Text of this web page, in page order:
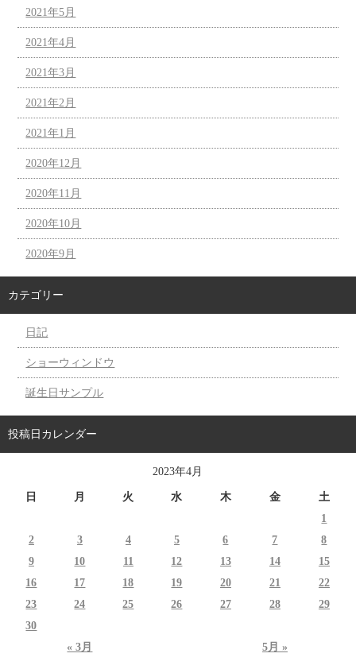
2021年5月
2021年4月
2021年3月
2021年2月
2021年1月
2020年12月
2020年11月
2020年10月
2020年9月
カテゴリー
日記
ショーウィンドウ
誕生日サンプル
投稿日カレンダー
2023年4月
日 月 火 水 木 金 土
« 3月 5月 »
1
2
3 4 5 6 7
8
9
10 11 12 13 14
15
16
17 18 19 20 21
22
23
24 25 26 27 28
29
30